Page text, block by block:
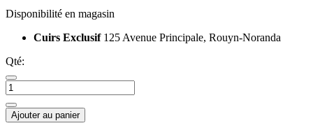
Disponibilité en magasin
Cuirs Exclusif 125 Avenue Principale, Rouyn-Noranda
Qté:
Ajouter au panier